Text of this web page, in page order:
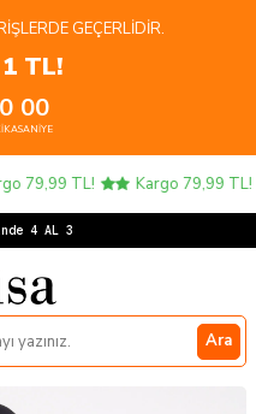
GEÇERLIDIR.
TL!
00
SANIYE
79,99 TL! Kargo 79,99 TL!
4 AL 3 Ö
Ara